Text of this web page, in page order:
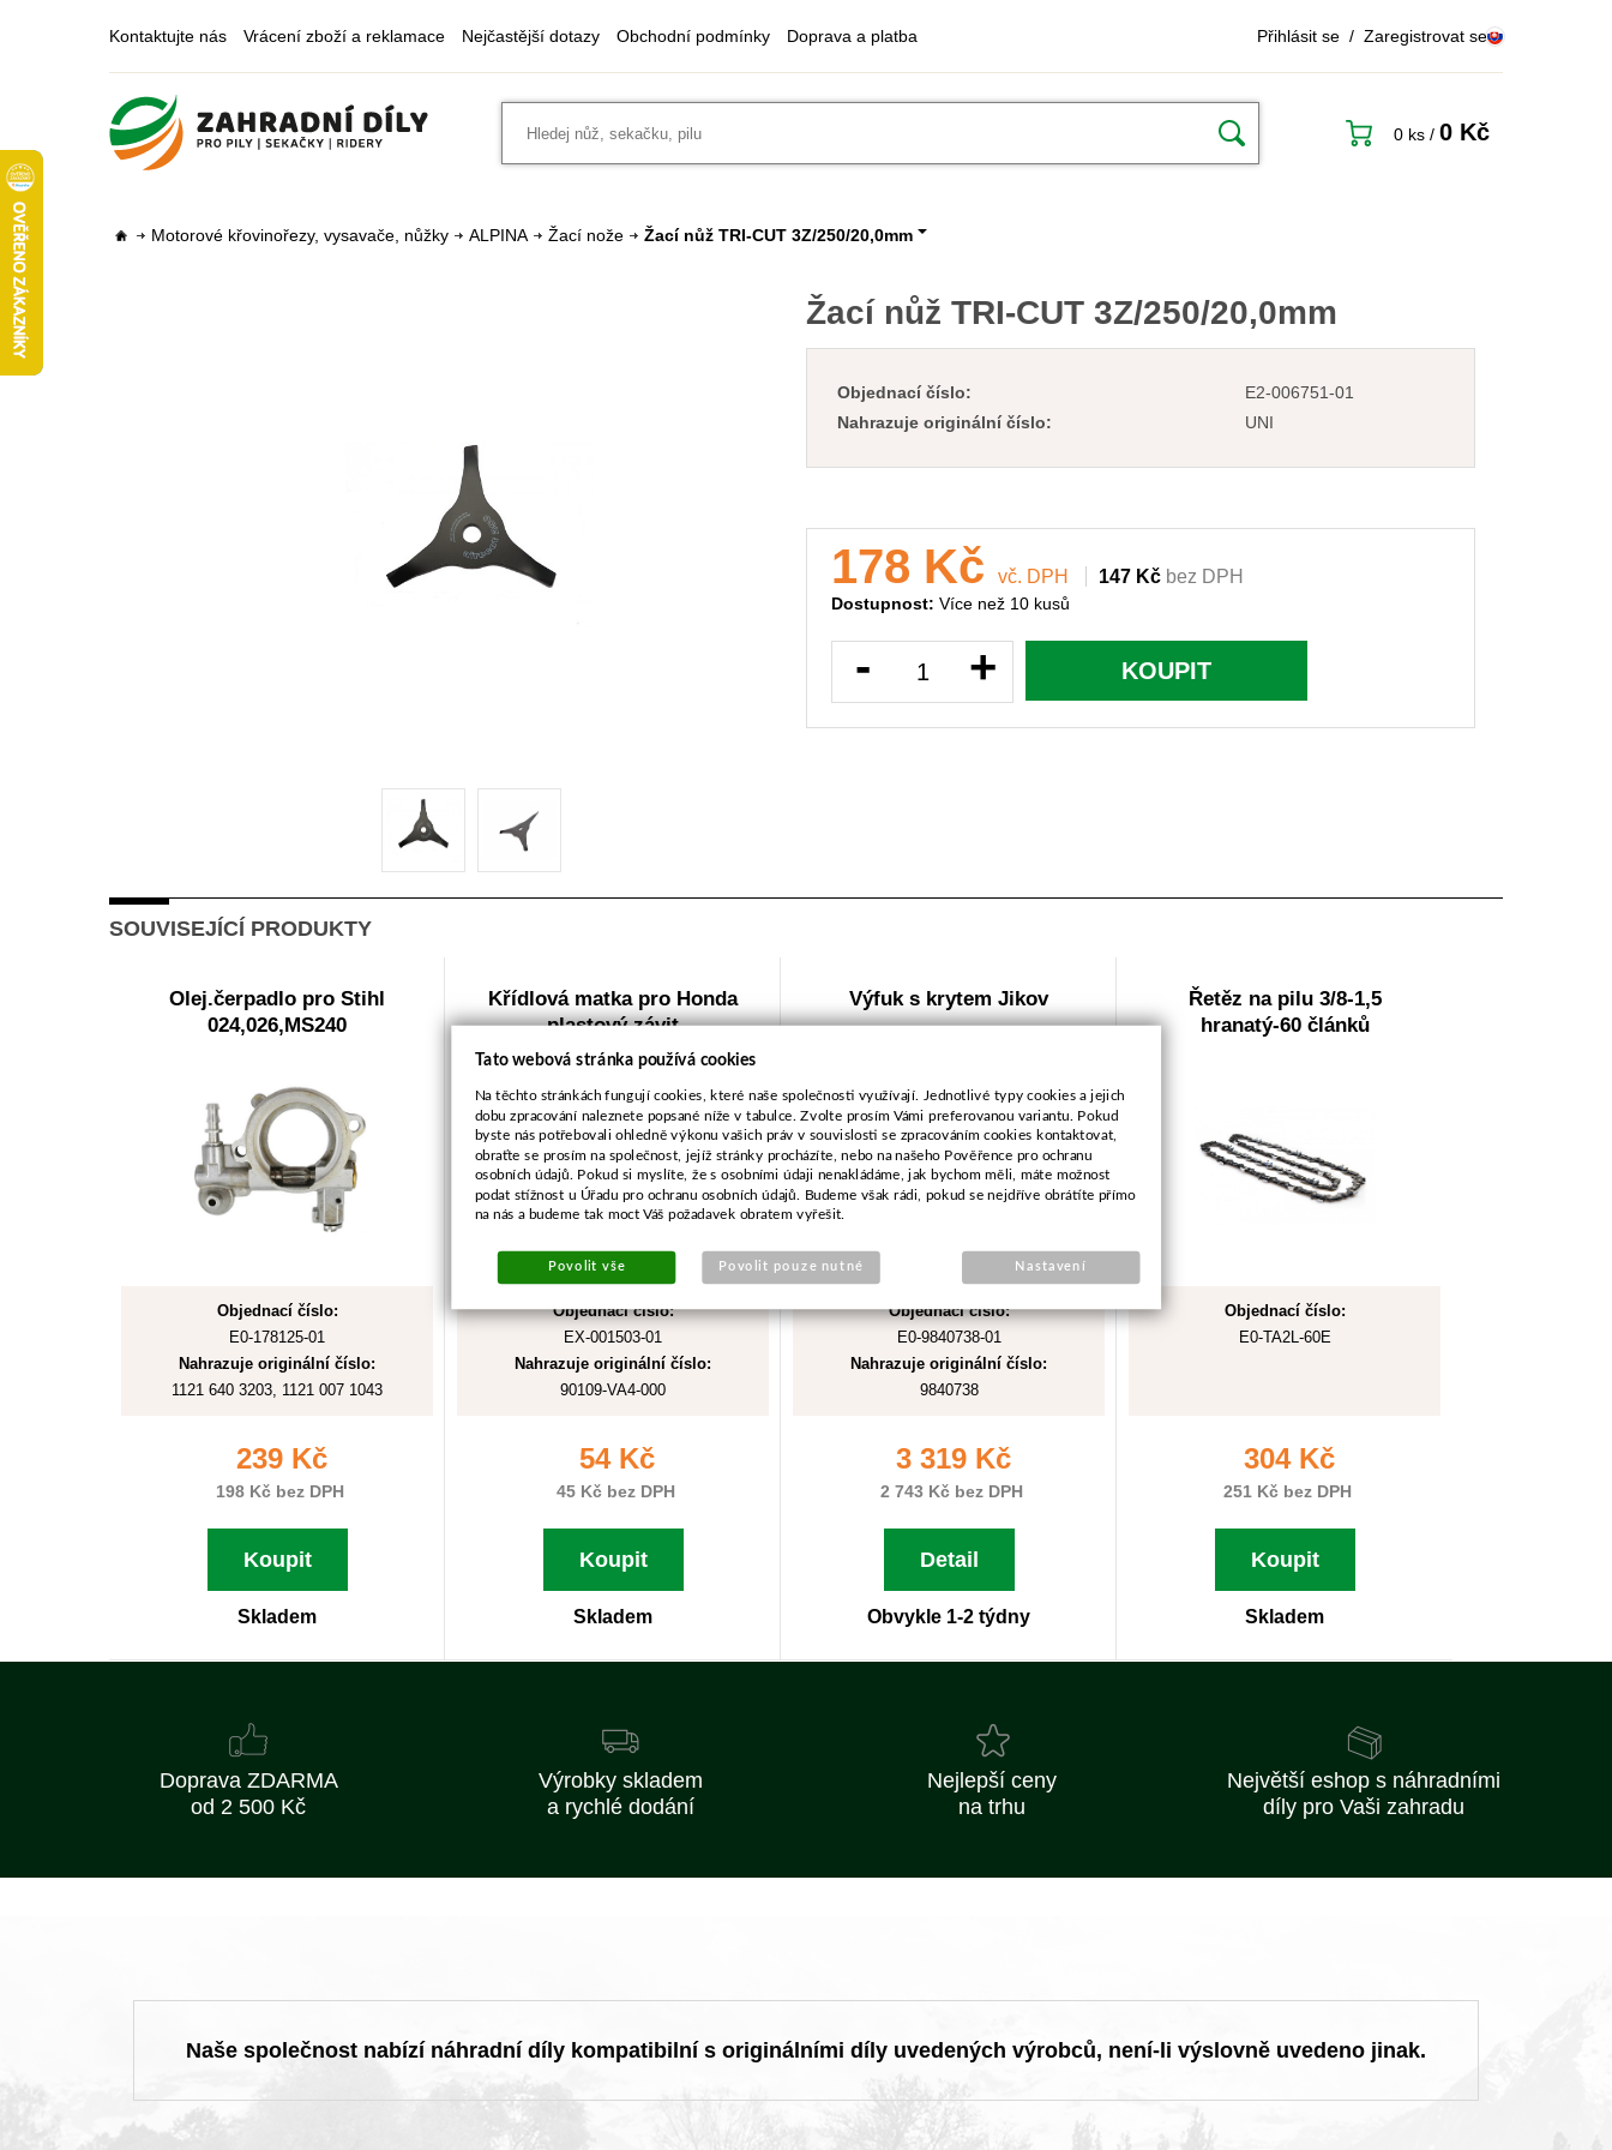
Kontaktujte nás Vrácení zboží a reklamace Nejčastější dotazy Obchodní podmínky Doprava a platba Přihlásit se / Zaregistrovat se
0 ks / 0 Kč
Motorové křovinořezy, vysavače, nůžky ALPINA Žací nože Žací nůž TRI-CUT 3Z/250/20,0mm
Žací nůž TRI-CUT 3Z/250/20,0mm
Objednací číslo:
E2-006751-01
Nahrazuje originální číslo:
UNI
178 Kč vč. DPH 147 Kč bez DPH
Dostupnost: Více než 10 kusů
- + KOUPIT
SOUVISEJÍCÍ PRODUKTY
Olej.čerpadlo pro Stihl
024,026,MS240
Objednací číslo:
E0-178125-01
Nahrazuje originální číslo:
1121 640 3203, 1121 007 1043
239 Kč
198 Kč bez DPH
Koupit
Skladem
Křídlová matka pro Honda
plastový závit
Objednací číslo:
EX-001503-01
Nahrazuje originální číslo:
90109-VA4-000
54 Kč
45 Kč bez DPH
Koupit
Skladem
Výfuk s krytem Jikov
Objednací číslo:
E0-9840738-01
Nahrazuje originální číslo:
9840738
3 319 Kč
2 743 Kč bez DPH
Detail
Obvykle 1-2 týdny
Řetěz na pilu 3/8-1,5
hranatý-60 článků
Objednací číslo:
E0-TA2L-60E
304 Kč
251 Kč bez DPH
Koupit
Skladem
Doprava ZDARMA
od 2 500 Kč
Výrobky skladem
a rychlé dodání
Nejlepší ceny
na trhu
Největší eshop s náhradními
díly pro Vaši zahradu
Naše společnost nabízí náhradní díly kompatibilní s originálními díly uvedených výrobců, není-li výslovně uvedeno jinak.
Tato webová stránka používá cookies
Na těchto stránkách fungují cookies, které naše společnosti využívají. Jednotlivé typy cookies a jejich
dobu zpracování naleznete popsané níže v tabulce. Zvolte prosím Vámi preferovanou variantu. Pokud
byste nás potřebovali ohledně výkonu vašich práv v souvislosti se zpracováním cookies kontaktovat,
obraťte se prosím na společnost, jejíž stránky procházíte, nebo na našeho Pověřence pro ochranu
osobních údajů. Pokud si myslíte, že s osobními údaji nenakládáme, jak bychom měli, máte možnost
podat stížnost u Úřadu pro ochranu osobních údajů. Budeme však rádi, pokud se nejdříve obrátíte přímo
na nás a budeme tak moct Váš požadavek obratem vyřešit.
Povolit vše Povolit pouze nutné Nastavení